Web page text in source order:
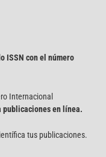
ISSN con el número
Internacional
publicaciones en línea.
tus publicaciones.